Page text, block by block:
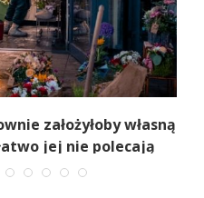
założyłoby własną
jej nie polecają